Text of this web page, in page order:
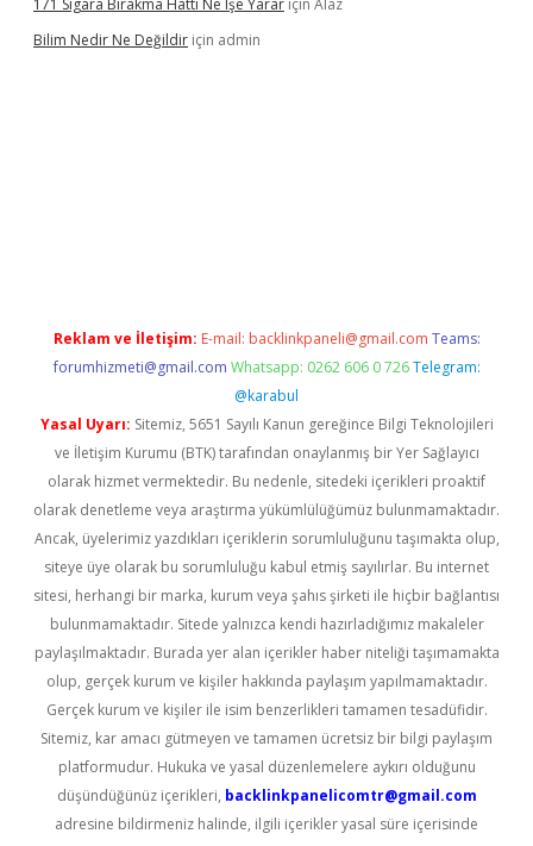
171 Sigara Bırakma Hattı Ne Işe Yarar için Alaz
Bilim Nedir Ne Değildir için admin
Reklam ve İletişim: E-mail: backlinkpaneli@gmail.com Teams:
forumhizmeti@gmail.com Whatsapp: 0262 606 0 726 Telegram:
@karabul
Yasal Uyarı: Sitemiz, 5651 Sayılı Kanun gereğince Bilgi Teknolojileri
ve İletişim Kurumu (BTK) tarafından onaylanmış bir Yer Sağlayıcı
olarak hizmet vermektedir. Bu nedenle, sitedeki içerikleri proaktif
olarak denetleme veya araştırma yükümlülüğümüz bulunmamaktadır.
Ancak, üyelerimiz yazdıkları içeriklerin sorumluluğunu taşımakta olup,
siteye üye olarak bu sorumluluğu kabul etmiş sayılırlar. Bu internet
sitesi, herhangi bir marka, kurum veya şahıs şirketi ile hiçbir bağlantısı
bulunmamaktadır. Sitede yalnızca kendi hazırladığımız makaleler
paylaşılmaktadır. Burada yer alan içerikler haber niteliği taşımamakta
olup, gerçek kurum ve kişiler hakkında paylaşım yapılmamaktadır.
Gerçek kurum ve kişiler ile isim benzerlikleri tamamen tesadüfidir.
Sitemiz, kar amacı gütmeyen ve tamamen ücretsiz bir bilgi paylaşım
platformudur. Hukuka ve yasal düzenlemelere aykırı olduğunu
düşündüğünüz içerikleri, backlinkpanelicomtr@gmail.com
adresine bildirmeniz halinde, ilgili içerikler yasal süre içerisinde